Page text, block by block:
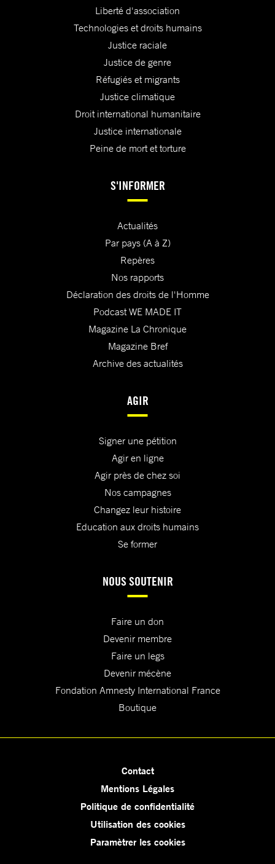
Liberté d'association
Technologies et droits humains
Justice raciale
Justice de genre
Réfugiés et migrants
Justice climatique
Droit international humanitaire
Justice internationale
Peine de mort et torture
S'INFORMER
Actualités
Par pays (A à Z)
Repères
Nos rapports
Déclaration des droits de l'Homme
Podcast WE MADE IT
Magazine La Chronique
Magazine Bref
Archive des actualités
AGIR
Signer une pétition
Agir en ligne
Agir près de chez soi
Nos campagnes
Changez leur histoire
Education aux droits humains
Se former
NOUS SOUTENIR
Faire un don
Devenir membre
Faire un legs
Devenir mécène
Fondation Amnesty International France
Boutique
Contact
Mentions Légales
Politique de confidentialité
Utilisation des cookies
Paramètrer les cookies